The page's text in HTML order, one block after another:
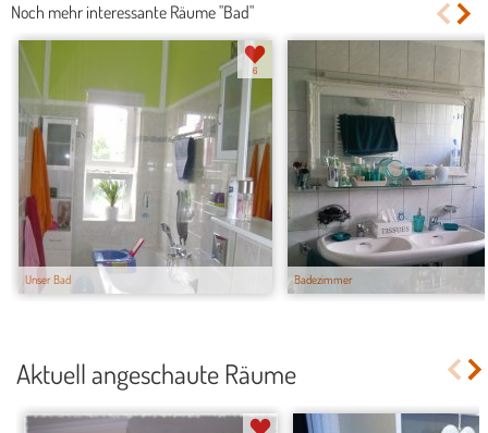
Noch mehr interessante Räume "Bad"
Unser Bad
6
Badezimmer
Aktuell angeschaute Räume